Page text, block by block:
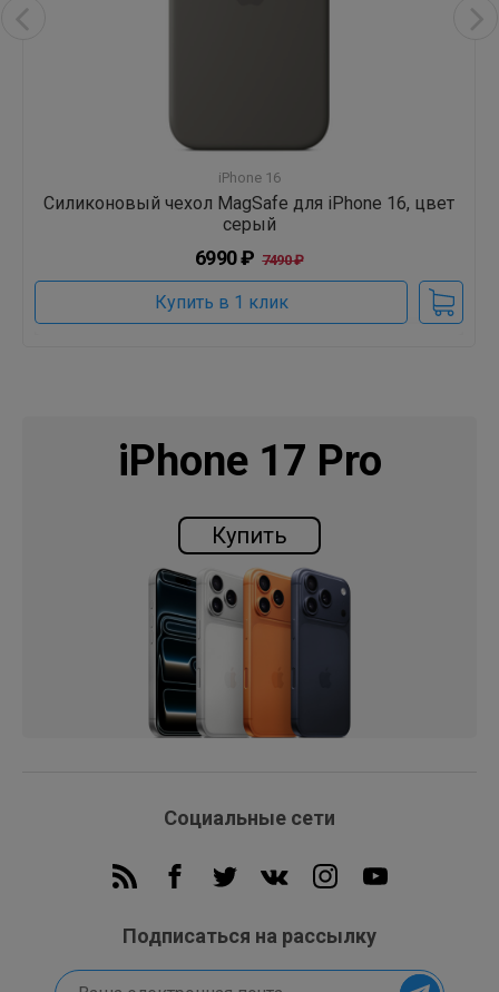
iPhone 16
Силиконовый чехол MagSafe для iPhone 16, цвет
серый
6990 ₽ 7490 ₽
Купить в 1 клик
iPhone 17 Pro
Купить
Социальные сети
Подписаться на рассылку